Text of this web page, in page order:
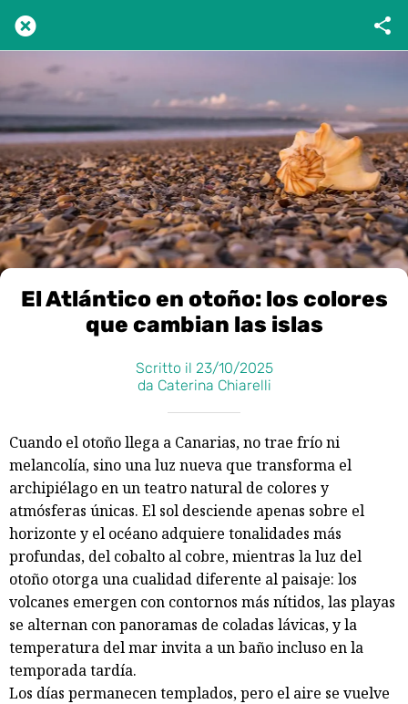
El Atlántico en otoño: los colores
que cambian las islas
Scritto il 23/10/2025
da Caterina Chiarelli
Cuando el otoño llega a Canarias, no trae frío ni
melancolía, sino una luz nueva que transforma el
archipiélago en un teatro natural de colores y
atmósferas únicas. El sol desciende apenas sobre el
horizonte y el océano adquiere tonalidades más
profundas, del cobalto al cobre, mientras la luz del
otoño otorga una cualidad diferente al paisaje: los
volcanes emergen con contornos más nítidos, las playas
se alternan con panoramas de coladas lávicas, y la
temperatura del mar invita a un baño incluso en la
temporada tardía.
Los días permanecen templados, pero el aire se vuelve